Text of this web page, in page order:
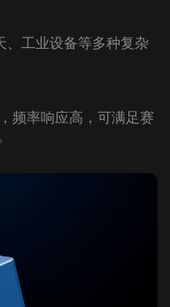
、工业设备等多种复杂
频率响应高，可满足赛